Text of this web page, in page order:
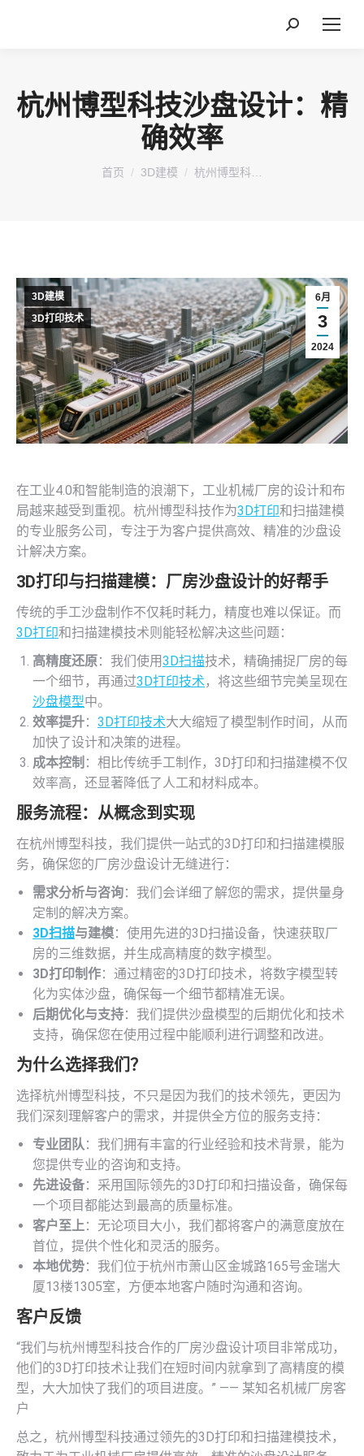
搜
杭州博型科技沙盘设计：精
确效率
您在这里：
首页 3D建模 杭州博型科…
6月
3
2024
3D建模
3D打印技术
在工业4.0和智能制造的浪潮下，工业机械厂房的设计和布
局越来越受到重视。杭州博型科技作为3D打印和扫描建模
的专业服务公司，专注于为客户提供高效、精准的沙盘设
计解决方案。
3D打印与扫描建模：厂房沙盘设计的好帮手
传统的手工沙盘制作不仅耗时耗力，精度也难以保证。而
3D打印和扫描建模技术则能轻松解决这些问题：
高精度还原：我们使用3D扫描技术，精确捕捉厂房的每
一个细节，再通过3D打印技术，将这些细节完美呈现在
沙盘模型中。
效率提升： 3D打印技术大大缩短了模型制作时间，从而
加快了设计和决策的进程。
成本控制 ：相比传统手工制作，3D打印和扫描建模不仅
效率高，还显著降低了人工和材料成本。
服务流程：从概念到实现
在杭州博型科技，我们提供一站式的3D打印和扫描建模服
务，确保您的厂房沙盘设计无缝进行：
需求分析与咨询：我们会详细了解您的需求，提供量身
定制的解决方案。
3D扫描与建模：使用先进的3D扫描设备，快速获取厂
房的三维数据，并生成高精度的数字模型。
3D打印制作：通过精密的3D打印技术，将数字模型转
化为实体沙盘，确保每一个细节都精准无误。
后期优化与支持：我们提供沙盘模型的后期优化和技术
支持，确保您在使用过程中能顺利进行调整和改进。
为什么选择我们？
选择杭州博型科技，不只是因为我们的技术领先，更因为
我们深刻理解客户的需求，并提供全方位的服务支持：
专业团队：我们拥有丰富的行业经验和技术背景，能为
您提供专业的咨询和支持。
先进设备：采用国际领先的3D打印和扫描设备，确保每
一个项目都能达到最高的质量标准。
客户至上：无论项目大小，我们都将客户的满意度放在
首位，提供个性化和灵活的服务。
本地优势：我们位于杭州市萧山区金城路165号金瑞大
厦13楼1305室，方便本地客户随时沟通和咨询。
客户反馈
“我们与杭州博型科技合作的厂房沙盘设计项目非常成功，
他们的3D打印技术让我们在短时间内就拿到了高精度的模
型，大大加快了我们的项目进度。” —— 某知名机械厂房客
户
总之，杭州博型科技通过领先的3D打印和扫描建模技术，